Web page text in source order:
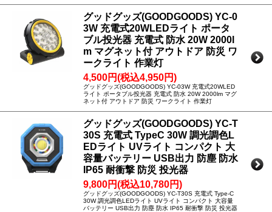
グッドグッズ(GOODGOODS) YC-0
3W 充電式20WLEDライト ポータ
ブル投光器 充電式 防水 20W 2000l
m マグネット付 アウトドア 防災 ワ
ークライト 作業灯
4,500円(税込4,950円)
グッドグッズ(GOODGOODS) YC-03W 充電式20WLED
ライト ポータブル投光器 充電式 防水 20W 2000lm マグ
ネット付 アウトドア 防災 ワークライト 作業灯
グッドグッズ(GOODGOODS) YC-T
30S 充電式 TypeC 30W 調光調色L
EDライト UVライト コンパクト 大
容量バッテリー USB出力 防塵 防水
IP65 耐衝撃 防災 投光器
9,800円(税込10,780円)
グッドグッズ(GOODGOODS) YC-T30S 充電式 Type-C
30W 調光調色LEDライト UVライト コンパクト 大容量
バッテリー USB出力 防塵 防水 IP65 耐衝撃 防災 投光器